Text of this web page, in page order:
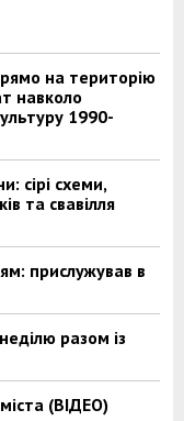
на територію
навколо
1990-
сірі схеми,
та свавілля
прислужував в
разом із
(ВІДЕО)